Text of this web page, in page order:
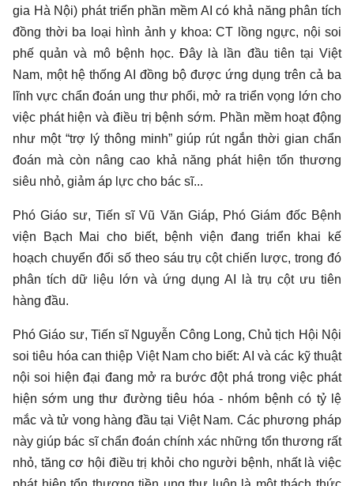
gia Hà Nội) phát triển phần mềm AI có khả năng phân tích
đồng thời ba loại hình ảnh y khoa: CT lồng ngực, nội soi
phế quản và mô bệnh học. Đây là lần đầu tiên tại Việt
Nam, một hệ thống AI đồng bộ được ứng dụng trên cả ba
lĩnh vực chẩn đoán ung thư phổi, mở ra triển vọng lớn cho
việc phát hiện và điều trị bệnh sớm. Phần mềm hoạt động
như một “trợ lý thông minh” giúp rút ngắn thời gian chẩn
đoán mà còn nâng cao khả năng phát hiện tổn thương
siêu nhỏ, giảm áp lực cho bác sĩ...
Phó Giáo sư, Tiến sĩ Vũ Văn Giáp, Phó Giám đốc Bệnh
viện Bạch Mai cho biết, bệnh viện đang triển khai kế
hoạch chuyển đổi số theo sáu trụ cột chiến lược, trong đó
phân tích dữ liệu lớn và ứng dụng AI là trụ cột ưu tiên
hàng đầu.
Phó Giáo sư, Tiến sĩ Nguyễn Công Long, Chủ tịch Hội Nội
soi tiêu hóa can thiệp Việt Nam cho biết: AI và các kỹ thuật
nội soi hiện đại đang mở ra bước đột phá trong việc phát
hiện sớm ung thư đường tiêu hóa - nhóm bệnh có tỷ lệ
mắc và tử vong hàng đầu tại Việt Nam. Các phương pháp
này giúp bác sĩ chẩn đoán chính xác những tổn thương rất
nhỏ, tăng cơ hội điều trị khỏi cho người bệnh, nhất là việc